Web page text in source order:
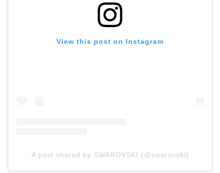
View this post on Instagram
A post shared by SWAROVSKI (@swarovski)